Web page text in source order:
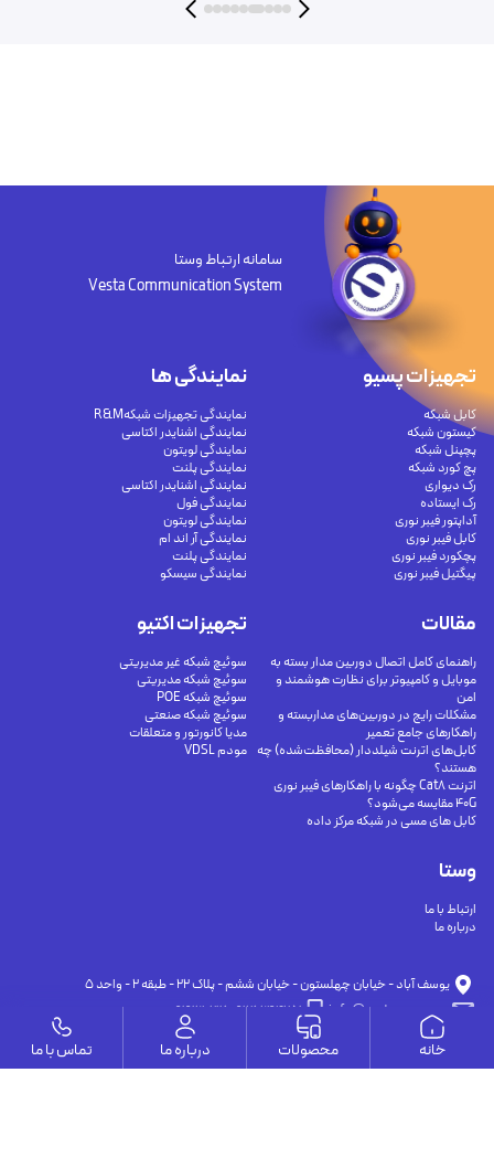
سامانه ارتباط وستا
Vesta Communication System
وستا
ارتباط با ما
درباره ما
تجهیزات پسیو
کابل شبکه
کیستون شبکه
پچپنل شبکه
پچ کورد شبکه
رک دیواری
رک ایستاده
آداپتور فیبر نوری
کابل فیبر نوری
پچکورد فیبر نوری
پیگتیل فیبر نوری
تجهیزات اکتیو
سوئیچ شبکه غیر مدیریتی
سوئیچ شبکه مدیریتی
سوئیچ شبکه POE
سوئیچ شبکه صنعتی
مدیا کانورتور و متعلقات
مودم VDSL
نمایندگی ها
نمایندگی تجهیزات شبکهR&M
نمایندگی اشنایدر اکتاسی
نمایندگی لویتون
نمایندگی پلنت
نمایندگی اشنایدر اکتاسی
نمایندگی فول
نمایندگی لویتون
نمایندگی آر اند ام
نمایندگی پلنت
نمایندگی سیسکو
مقالات
راهنمای کامل اتصال دوربین مدار بسته به
موبایل و کامپیوتر برای نظارت هوشمند و
امن
مشکلات رایج در دوربین‌های مداربسته و
راهکارهای جامع تعمیر
کابل‌های اترنت شیلددار (محافظت‌شده) چه
هستند؟
اترنت Cat8 چگونه با راهکارهای فیبر نوری
40G مقایسه می‌شود؟
کابل های مسی در شبکه مرکز داده
يوسف آباد - خيابان چهلستون - خيابان ششم - پلاك ٢٢ - طبقه ٢ - واحد ٥
info@vesta-com.com
09126394251
09191302116
خانه محصولات درباره ما تماس با ما